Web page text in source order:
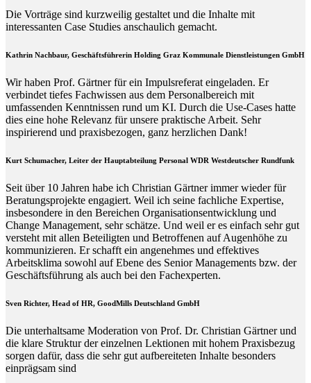
Die Vorträge sind kurzweilig gestaltet und die Inhalte mit
interessanten Case Studies anschaulich gemacht.
Kathrin Nachbaur, Geschäftsführerin Holding Graz Kommunale Dienstleistungen GmbH
Wir haben Prof. Gärtner für ein Impulsreferat eingeladen. Er
verbindet tiefes Fachwissen aus dem Personalbereich mit
umfassenden Kenntnissen rund um KI. Durch die Use-Cases hatte
dies eine hohe Relevanz für unsere praktische Arbeit. Sehr
inspirierend und praxisbezogen, ganz herzlichen Dank!
Kurt Schumacher, Leiter der Hauptabteilung Personal WDR Westdeutscher Rundfunk
Seit über 10 Jahren habe ich Christian Gärtner immer wieder für
Beratungsprojekte engagiert. Weil ich seine fachliche Expertise,
insbesondere in den Bereichen Organisationsentwicklung und
Change Management, sehr schätze. Und weil er es einfach sehr gut
versteht mit allen Beteiligten und Betroffenen auf Augenhöhe zu
kommunizieren. Er schafft ein angenehmes und effektives
Arbeitsklima sowohl auf Ebene des Senior Managements bzw. der
Geschäftsführung als auch bei den Fachexperten.
Sven Richter, Head of HR, GoodMills Deutschland GmbH
Die unterhaltsame Moderation von Prof. Dr. Christian Gärtner und
die klare Struktur der einzelnen Lektionen mit hohem Praxisbezug
sorgen dafür, dass die sehr gut aufbereiteten Inhalte besonders
einprägsam sind